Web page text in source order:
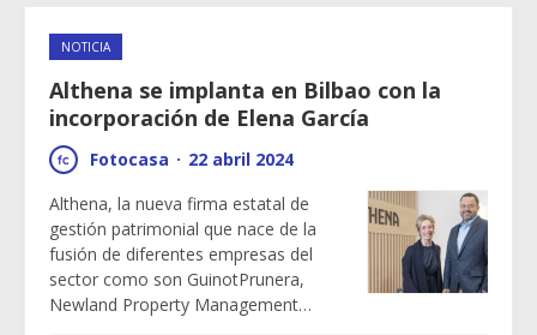
NOTICIA
Althena se implanta en Bilbao con la
incorporación de Elena García
Fotocasa · 22 abril 2024
Althena, la nueva firma estatal de
gestión patrimonial que nace de la
fusión de diferentes empresas del
sector como son GuinotPrunera,
Newland Property Management…